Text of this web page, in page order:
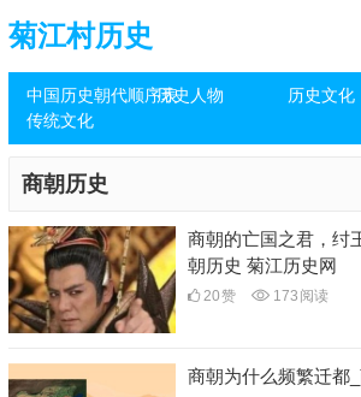
菊江村历史
中国历史朝代顺序表历史人物 历史文化
传统文化
商朝历史
商朝的亡国之君，纣
朝历史 菊江历史网
20赞 173 阅读
商朝为什么频繁迁都